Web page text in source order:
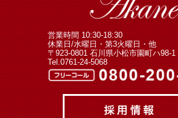
営業時間 10:30-18:30
休業日/水曜日・第3火曜日・他
〒923-0801 石川県小松市園町ハ98-1
Tel.0761-24-5068